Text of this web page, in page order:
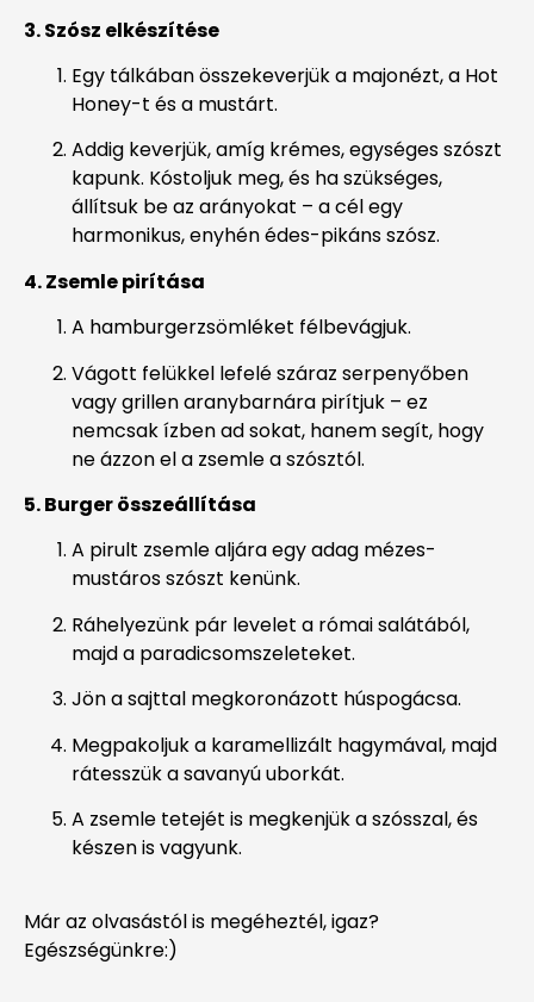
3. Szósz elkészítése
Egy tálkában összekeverjük a majonézt, a Hot
Honey-t és a mustárt.
Addig keverjük, amíg krémes, egységes szószt
kapunk. Kóstoljuk meg, és ha szükséges,
állítsuk be az arányokat – a cél egy
harmonikus, enyhén édes-pikáns szósz.
4. Zsemle pirítása
A hamburgerzsömléket félbevágjuk.
Vágott felükkel lefelé száraz serpenyőben
vagy grillen aranybarnára pirítjuk – ez
nemcsak ízben ad sokat, hanem segít, hogy
ne ázzon el a zsemle a szósztól.
5. Burger összeállítása
A pirult zsemle aljára egy adag mézes-
mustáros szószt kenünk.
Ráhelyezünk pár levelet a római salátából,
majd a paradicsomszeleteket.
Jön a sajttal megkoronázott húspogácsa.
Megpakoljuk a karamellizált hagymával, majd
rátesszük a savanyú uborkát.
A zsemle tetejét is megkenjük a szósszal, és
készen is vagyunk.
Már az olvasástól is megéheztél, igaz?
Egészségünkre:)